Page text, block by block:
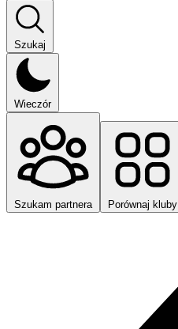
Szukaj
Wieczór
Szukam partnera Porównaj kluby